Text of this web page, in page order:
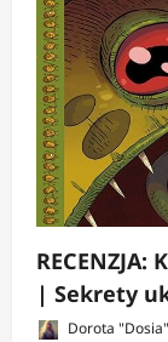
| Sekrety
Dorota